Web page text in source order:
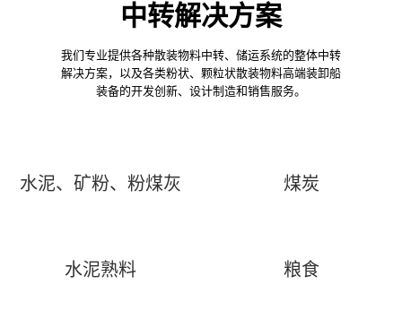
中转解决方案
我们专业提供各种散装物料中转、储运系统的整体中转
解决方案，以及各类粉状、颗粒状散装物料高端装卸船
装备的开发创新、设计制造和销售服务。
水泥、矿粉、粉煤灰 煤炭
水泥熟料 粮食